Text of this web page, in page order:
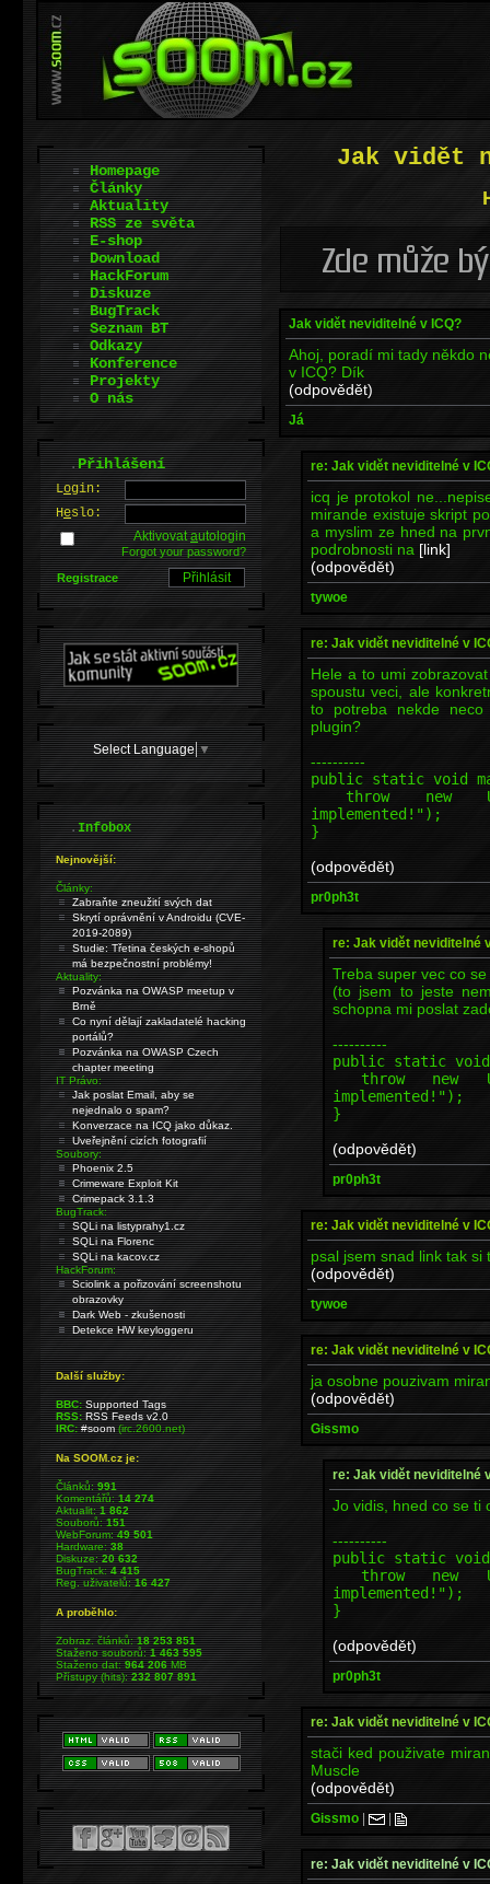
Jak vidět
Jak vidět neviditelné v ICQ?
Ahoj, poradí mi tady někdo
v ICQ? Dík
(odpovědět)
Já
re: Jak vidět neviditelné v
icq je protokol
mirande existuje skript
a myslim ze hned na
podrobnosti na [link]
(odpovědět)
tywoe
re: Jak vidět neviditelné v
Hele a to umi
spoustu veci, ale
to potreba nekde
plugin?
----------
public static void
throw new
implemented!");
}
(odpovědět)
pr0ph3t
re: Jak vidět neviditelné
Treba super vec co
(to jsem to jeste
schopna mi poslat
----------
public static
throw new
implemented!");
}
(odpovědět)
pr0ph3t
re: Jak vidět neviditelné v
psal jsem snad link tak
(odpovědět)
tywoe
re: Jak vidět neviditelné v
ja osobne pouzivam
(odpovědět)
Gissmo
re: Jak vidět neviditelné
Jo vidis, hned co se ti
----------
public static
throw new
implemented!");
}
(odpovědět)
pr0ph3t
re: Jak vidět neviditelné v
stači ked použivate
Muscle
(odpovědět)
Gissmo | |
re: Jak vidět neviditelné v
Homepage
Články
Aktuality
RSS ze světa
E-shop
Download
HackForum
Diskuze
BugTrack
Seznam BT
Odkazy
Konference
Projekty
O nás
.Přihlášení
Login:
Heslo:
Aktivovatautologin
Forgot your password?
Registrace
Select Language ▼
.Infobox
Nejnovější:
Články:
Zabraňte zneužití svých dat
Skrytí oprávnění v Androidu (CVE-
2019-2089)
Studie: Třetina českých e-shopů
má bezpečnostní problémy!
Aktuality:
Pozvánka na OWASP meetup v
Brně
Co nyní dělají zakladatelé hacking
portálů?
Pozvánka na OWASP Czech
chapter meeting
IT Právo:
Jak poslat Email, aby se
nejednalo o spam?
Konverzace na ICQ jako důkaz.
Uveřejnění cizích fotografií
Soubory:
Phoenix 2.5
Crimeware Exploit Kit
Crimepack 3.1.3
BugTrack:
SQLi na listyprahy1.cz
SQLi na Florenc
SQLi na kacov.cz
HackForum:
Sciolink a pořizování screenshotu
obrazovky
Dark Web - zkušenosti
Detekce HW keyloggeru
Další služby:
BBC: Supported Tags
RSS: RSS Feeds v2.0
IRC: #soom(irc.2600.net)
Na SOOM.cz je:
Článků:991
Komentářů:14 274
Aktualit:1 862
Souborů:151
WebForum:49 501
Hardware:38
Diskuze:20 632
BugTrack:4 415
Reg. uživatelů:16 427
A proběhlo:
Zobraz. článků:18 253 851
Staženo souborů:1 463 595
Staženo dat:964 206MB
Přístupy (hits):232 807 891